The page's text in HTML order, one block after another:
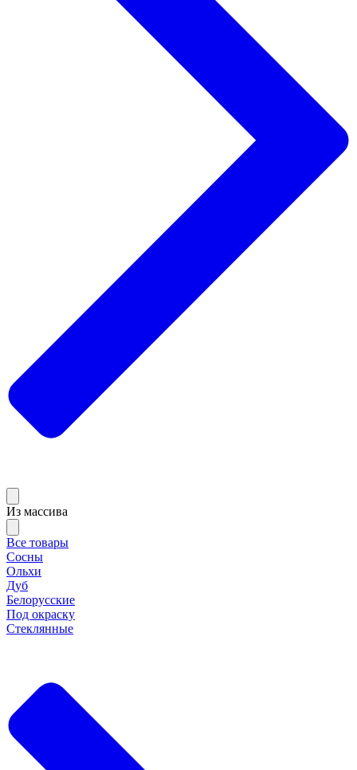
Из массива
Все товары
Сосны
Ольхи
Дуб
Белорусские
Под окраску
Стеклянные